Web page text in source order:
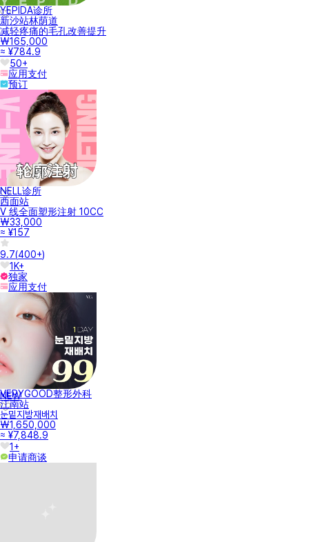
YEPIDA诊所
新沙站林荫道
减轻疼痛的毛孔改善提升
₩165,000
≈ ¥784.9
50+
应用支付
预订
NELL诊所
西面站
V 线全面塑形注射 10CC
₩33,000
≈ ¥157
9.7(400+)
1K+
独家
应用支付
NEW
VERYGOOD整形外科
江南站
눈밑지방재배치
₩1,650,000
≈ ¥7,848.9
1+
申请商谈